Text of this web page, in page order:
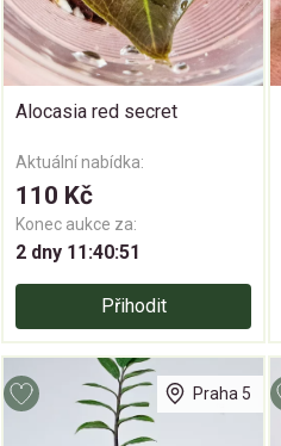
Alocasia red secret
Aktuální nabídka:
110 Kč
Konec aukce za:
2 dny 11:40:50
Přihodit
Praha 5